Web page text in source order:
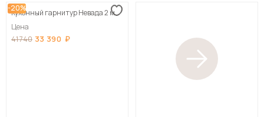
-20%
Кухонный гарнитур Невада 2 м
Цена
41 740 33 390